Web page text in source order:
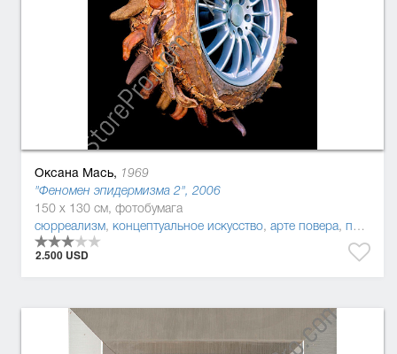
Оксана Мась, 1969
"Феномен эпидермизма 2", 2006
150 x 130 см, фотобумага
сюрреализм, концептуальное искусство, арте повера, постмодернизм
2.500 USD